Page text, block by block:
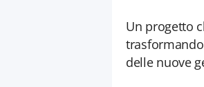
Un progetto
delle nuove